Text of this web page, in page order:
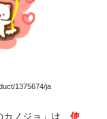
1375674/ja
ノジョ」は、 使